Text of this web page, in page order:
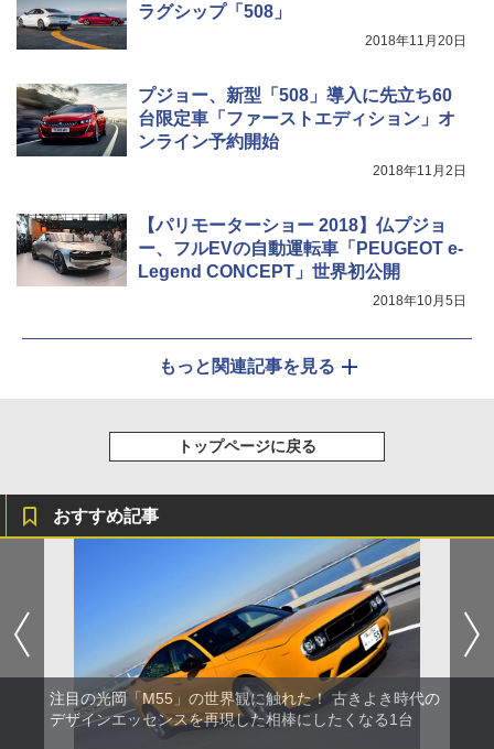
ラグシップ「508」
2018年11月20日
プジョー、新型「508」導入に先立ち60
台限定車「ファーストエディション」オ
ンライン予約開始
2018年11月2日
【パリモーターショー 2018】仏プジョ
ー、フルEVの自動運転車「PEUGEOT e-
Legend CONCEPT」世界初公開
2018年10月5日
もっと関連記事を見る
トップページに戻る
おすすめ記事
注目の光岡「M55」の世界観に触れた！ 古きよき時代の
デザインエッセンスを再現した相棒にしたくなる1台